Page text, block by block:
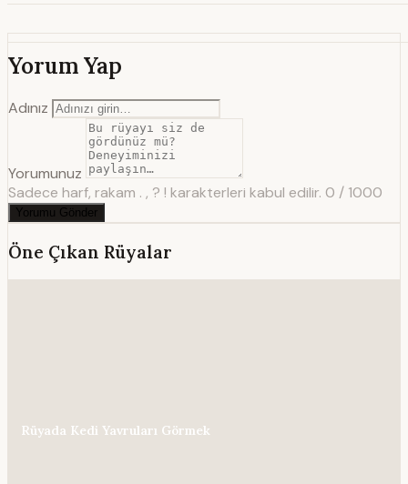
Yorum Yap
Adınız
Yorumunuz
Sadece harf, rakam . , ? ! karakterleri kabul edilir. 0 / 1000
Yorumu Gönder
Öne Çıkan Rüyalar
Rüyada Kedi Yavruları Görmek